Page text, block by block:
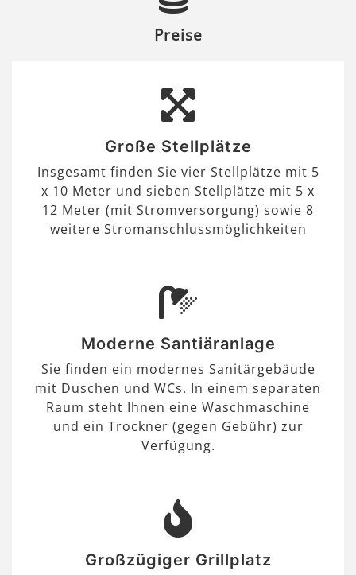
Preise
Große Stellplätze
Insgesamt finden Sie vier Stellplätze mit 5
x 10 Meter und sieben Stellplätze mit 5 x
12 Meter (mit Stromversorgung) sowie 8
weitere Stromanschlussmöglichkeiten
Moderne Santiäranlage
Sie finden ein modernes Sanitärgebäude
mit Duschen und WCs. In einem separaten
Raum steht Ihnen eine Waschmaschine
und ein Trockner (gegen Gebühr) zur
Verfügung.
Großzügiger Grillplatz